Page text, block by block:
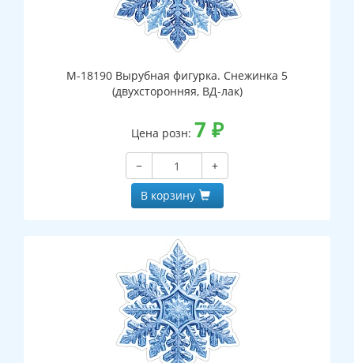
М-18190 Вырубная фигурка. Снежинка 5
(двухсторонняя, ВД-лак)
Цена розн: 7 ₽
−
+
В корзину